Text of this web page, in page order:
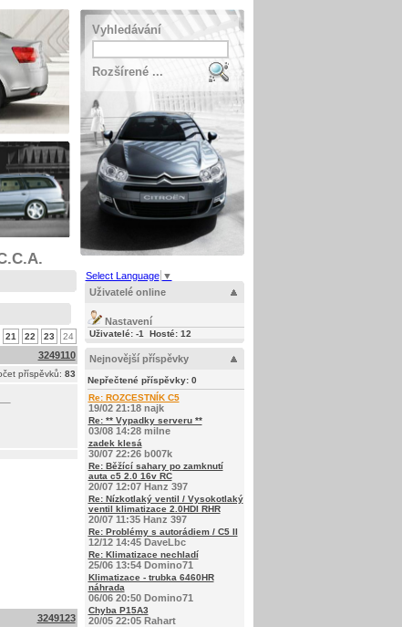
Vyhledávání
Rozšírené ...
21 22 23 24
3249110
příspěvků: 83
3249123
Select Language ▼
Uživatelé online
Nastavení
Uživatelé: -1 Hosté: 12
Nejnovější příspěvky
Nepřečtené příspěvky: 0
Re: ROZCESTNÍK C5
19/02 21:18 najk
Re: ** Vypadky serveru **
03/08 14:28 milne
zadek klesá
30/07 22:26 b007k
Re: Běžící sahary po zamknutí
auta c5 2.0 16v RC
20/07 12:07 Hanz 397
Re: Nízkotlaký ventil / Vysokotlaký
ventil klimatizace 2.0HDI RHR
20/07 11:35 Hanz 397
Re: Problémy s autorádiem / C5 II
12/12 14:45 DaveLbc
Re: Klimatizace nechladí
25/06 13:54 Domino71
Klimatizace - trubka 6460HR
náhrada
06/06 20:50 Domino71
Chyba P15A3
20/05 22:05 Rahart